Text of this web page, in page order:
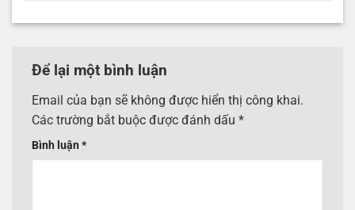
Để lại một bình luận
Email của bạn sẽ không được hiển thị công khai.
Các trường bắt buộc được đánh dấu *
Bình luận *